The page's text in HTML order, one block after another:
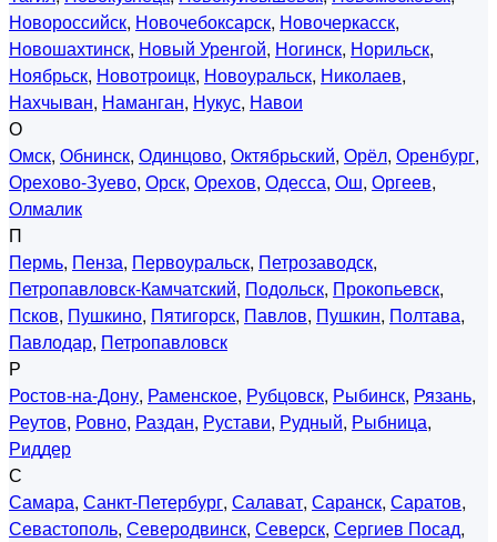
Новороссийск, Новочебоксарск, Новочеркасск,
Новошахтинск, Новый Уренгой, Ногинск, Норильск,
Ноябрьск, Новотроицк, Новоуральск, Николаев,
Нахчыван, Наманган, Нукус, Навои
О
Омск, Обнинск, Одинцово, Октябрьский, Орёл, Оренбург,
Орехово-Зуево, Орск, Орехов, Одесса, Ош, Оргеев,
Олмалик
П
Пермь, Пенза, Первоуральск, Петрозаводск,
Петропавловск-Камчатский, Подольск, Прокопьевск,
Псков, Пушкино, Пятигорск, Павлов, Пушкин, Полтава,
Павлодар, Петропавловск
Р
Ростов-на-Дону, Раменское, Рубцовск, Рыбинск, Рязань,
Реутов, Ровно, Раздан, Рустави, Рудный, Рыбница,
Риддер
С
Самара, Санкт-Петербург, Салават, Саранск, Саратов,
Севастополь, Северодвинск, Северск, Сергиев Посад,